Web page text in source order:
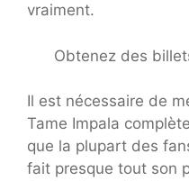
vraiment.
Obtenez des
Il est nécessaire de
Tame Impala
que la plupart des
fait presque tout son